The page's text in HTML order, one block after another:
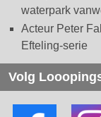
waterpark
Acteur Peter
Efteling-serie
Volg